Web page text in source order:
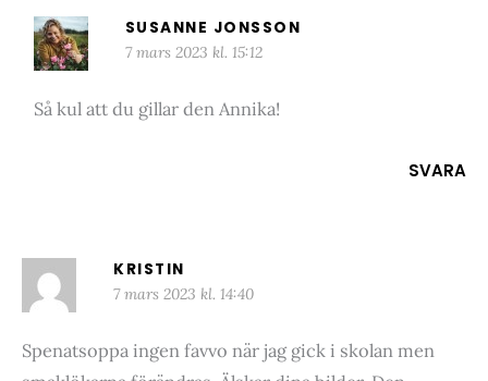
SUSANNE JONSSON
7 mars 2023 kl. 15:12
Så kul att du gillar den Annika!
SVARA
KRISTIN
7 mars 2023 kl. 14:40
Spenatsoppa ingen favvo när jag gick i skolan men